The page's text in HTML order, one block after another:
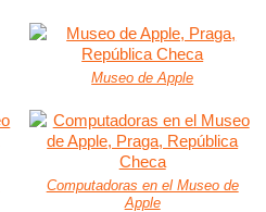
Museo de Apple
Computadoras en el Museo de
Apple